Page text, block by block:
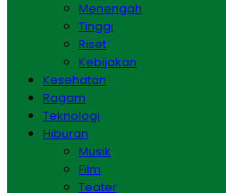
Menengah
Tinggi
Riset
Kebijakan
Kesehatan
Ragam
Teknologi
Hiburan
Musik
Film
Teater